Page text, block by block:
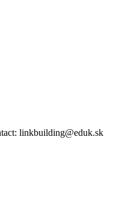
linkbuilding@eduk.sk